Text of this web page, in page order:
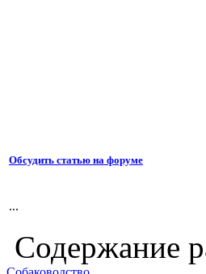
Обсудить статью на форуме
...
Содержание